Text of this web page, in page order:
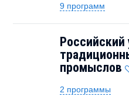
9 программ
Российский
промыслов
2 программы